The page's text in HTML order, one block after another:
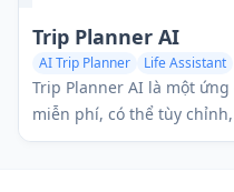
Trip Planner AI
AI Trip Planner Life Assistant
Trip Planner AI là một
miễn phí, có thể tùy
các kế hoạch chuyến đi